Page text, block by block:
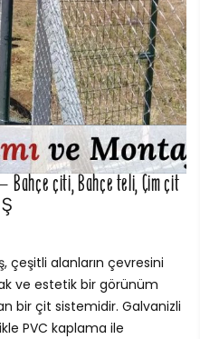
çiti, Bahçe teli, Çim çit
çeşitli alanların çevresini
ve estetik bir görünüm
bir çit sistemidir. Galvanizli
PVC kaplama ile